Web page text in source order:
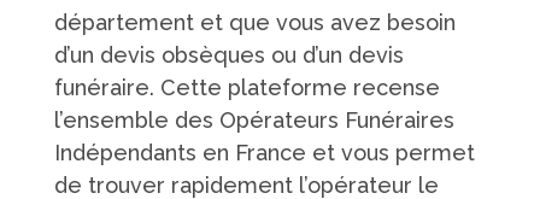
département et que vous avez besoin
d’un devis obsèques ou d’un devis
funéraire. Cette plateforme recense
l’ensemble des Opérateurs Funéraires
Indépendants en France et vous permet
de trouver rapidement l’opérateur le